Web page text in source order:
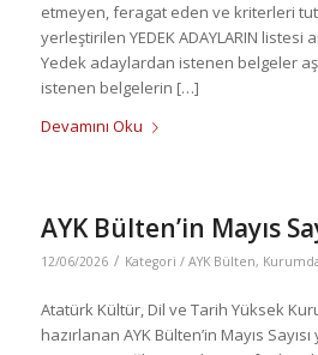
etmeyen, feragat eden ve kriterleri
yerleştirilen YEDEK ADAYLARIN listesi
Yedek adaylardan istenen belgeler
istenen belgelerin […]
Devamını Oku
AYK Bülten’in Mayıs
12/06/2026 / Kategori / AYK Bülten,
Atatürk Kültür, Dil ve Tarih Yüksek
hazırlanan AYK Bülten’in Mayıs